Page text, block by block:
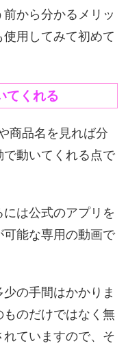
から分かるメリッ
用してみて初めて
てくれる
商品名を見れば分
動いてくれる点で
は公式のアプリを
能な専用の動画で
の手間はかかりま
のだけではなく無
ていますので、そ